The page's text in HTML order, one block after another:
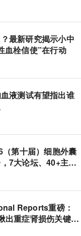
最新研究揭示小中
血栓信使”在行动
液测试有望指出谁
（第十届）细胞外囊
7大论坛、40+主题
日北京！
Reports重磅：
出重症肾损伤关键机
准预测